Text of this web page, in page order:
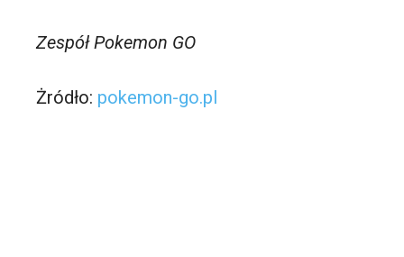
Zespół Pokemon GO
Żródło: pokemon-go.pl